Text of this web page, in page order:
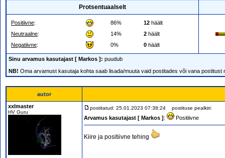
Protsentuaalselt
Positiivne: 86% 12 häält
Neutraalne: 14% 2 häält
Negatiivne: 0% 0 häält
Sinu arvamus kasutajast [ Markos ]: puudub
NB! Oma arvamust kasutaja kohta saab lisada/muuta vaid postitades või vana postitust
autor
xxlmaster
HV Guru
postitatud: 25.01.2023 07:38:24 postituse pealkiri:
Arvamus kasutajast [ Markos ]: Positiivne
Kiire ja positiivne tehing